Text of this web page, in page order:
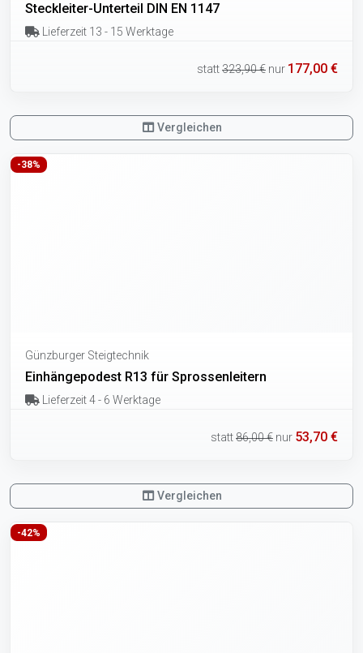
Steckleiter-Unterteil DIN EN 1147
Lieferzeit 13 - 15 Werktage
statt323,90 € nur 177,00 €
Vergleichen
-38%
Günzburger Steigtechnik
Einhängepodest R13 für Sprossenleitern
Lieferzeit 4 - 6 Werktage
statt86,00 € nur 53,70 €
Vergleichen
-42%